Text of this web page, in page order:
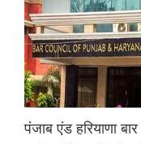
पंजाब एंड हरियाणा